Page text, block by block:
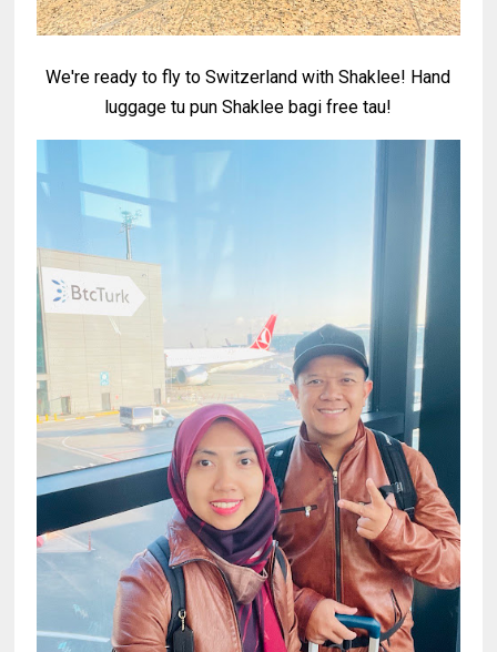
We're ready to fly to Switzerland with Shaklee! Hand
luggage tu pun Shaklee bagi free tau!